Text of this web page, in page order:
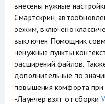
внесены нужные
Смартскрин,
режим, включено
выключен Помощник
ненужные пункты
расширений файлов.
дополнительные по
повышения комфорта при
-Лаунчер взят от сборки